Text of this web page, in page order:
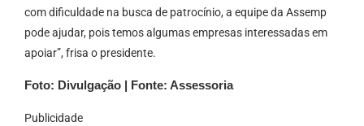
com dificuldade na busca de patrocínio, a equipe da Assemp
pode ajudar, pois temos algumas empresas interessadas em
apoiar”, frisa o presidente.
Foto: Divulgação | Fonte: Assessoria
Publicidade